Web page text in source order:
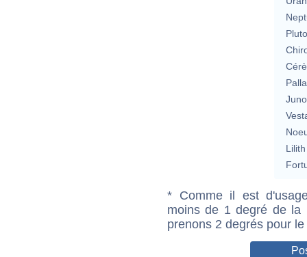
Lilith
* Comme il est
moins de 1 degré de la
prenons 2 degrés pour